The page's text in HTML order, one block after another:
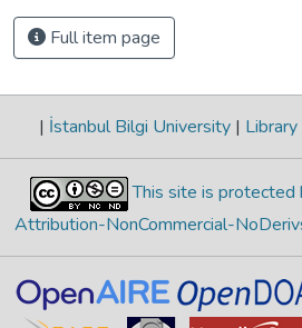
Full item page
| İstanbul Bilgi University | Library
This site is protected
Attribution-NonCommercial-